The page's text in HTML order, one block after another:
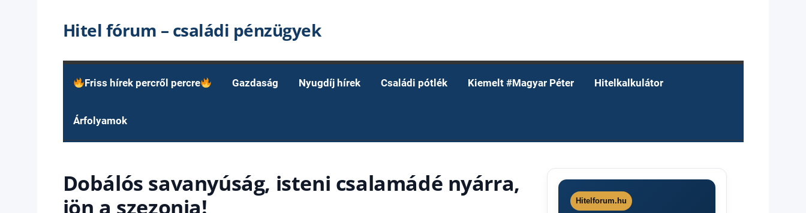
Hitel fórum – családi pénzügyek
Friss hírek percről percre Gazdaság Nyugdíj hírek Családi pótlék Kiemelt #Magyar Péter Hitelkalkulátor
Árfolyamok
Dobálós savanyúság, isteni csalamádé nyárra,
jön a szezonja!
Hitelforum.hu